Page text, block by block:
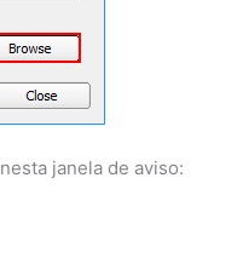
nesta janela de aviso: